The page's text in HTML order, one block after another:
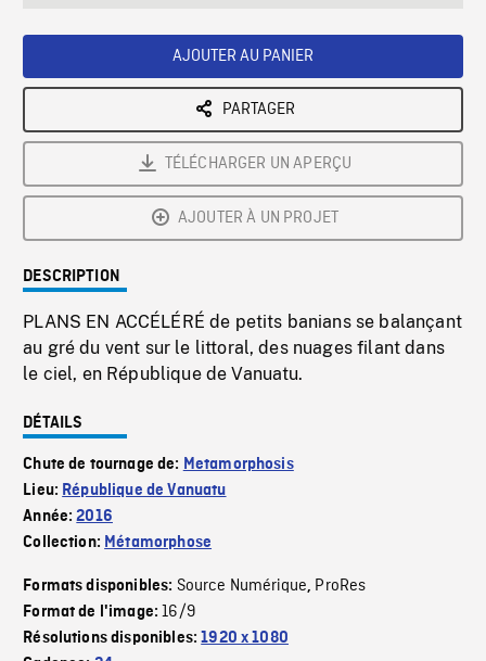
AJOUTER AU PANIER
PARTAGER
TÉLÉCHARGER UN APERÇU
AJOUTER À UN PROJET
DESCRIPTION
PLANS EN ACCÉLÉRÉ de petits banians se balançant
au gré du vent sur le littoral, des nuages filant dans
le ciel, en République de Vanuatu.
DÉTAILS
Chute de tournage de: Metamorphosis
Lieu: République de Vanuatu
Année:2016
Collection: Métamorphose
Formats disponibles: Source Numérique, ProRes
Format de l'image:16/9
Résolutions disponibles:1920 x 1080